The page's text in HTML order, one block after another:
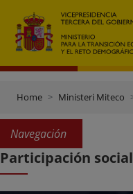
Home Ministeri Miteco
Navegación
Participación social